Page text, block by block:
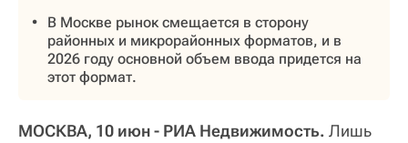
В Москве рынок смещается в сторону
районных и микрорайонных форматов, и в
2026 году основной объем ввода придется на
этот формат.
МОСКВА, 10 июн - РИА Недвижимость. Лишь